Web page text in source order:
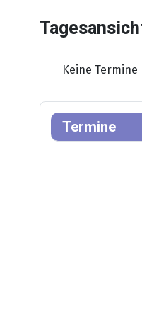
Keine Termine
Termine